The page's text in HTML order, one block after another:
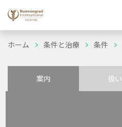
ホーム 条件と治療 条件
案内 扱い